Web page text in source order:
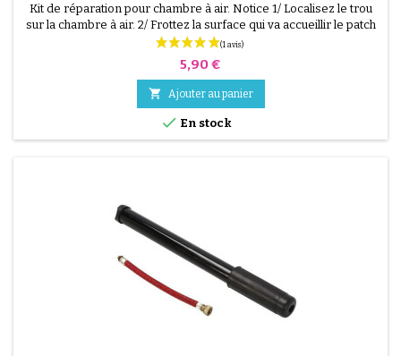
Kit de réparation pour chambre à air. Notice 1/ Localisez le trou
sur la chambre à air. 2/ Frottez la surface qui va accueillir le patch
avec le grattoir fourni. 3/ Dégraissez, nettoyez et séchez la
surface. 4/ Étalez uniformément la colle autour du trou. 5/
Patientez environ 1 mIn, jusqu'à ce que la colle ne brille plus. 6/
Positionnez le patch au...
Prix
5,90 €
 Ajouter au panier
 En stock